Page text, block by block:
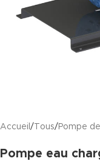
Accueil /Tous/ Pompe
Pompe eau